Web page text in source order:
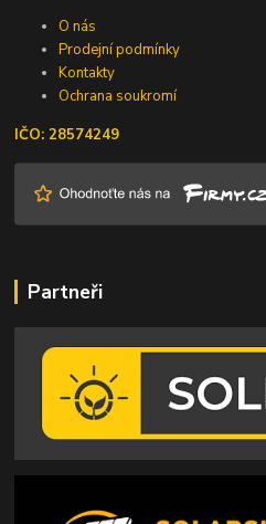
O nás
Prodejní podmínky
Kontakty
Ochrana soukromí
IČO: 28574249
Partneři